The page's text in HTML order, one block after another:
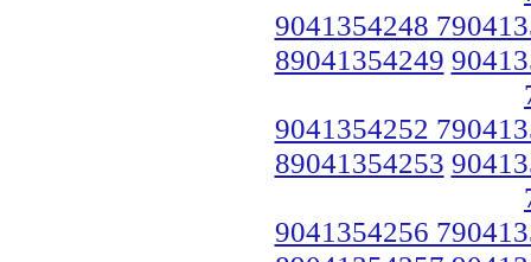
9041354248
89041354249
9041354252
89041354253
9041354256